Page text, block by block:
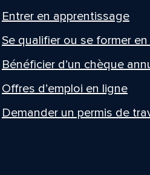
Entrer en apprentissage
Se qualifier ou se former
Bénéficier d’un chèque
Offres d’emploi en ligne
Demander un permis de